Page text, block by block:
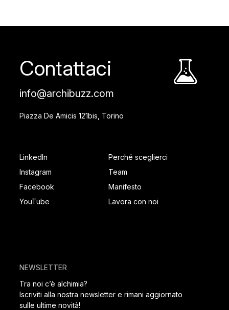
Contattaci
info@archibuzz.com
Piazza De Amicis 121bis, Torino
NEWSLETTER
Tra noi c’è alchimia?
Iscriviti alla nostra newsletter e rimani aggiornato
sulle ultime novità!
LinkedIn
Instagram
Facebook
YouTube
Perché sceglierci
Team
Manifesto
Lavora con noi